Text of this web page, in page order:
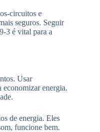
circuitos e
seguros. Seguir
3 é vital para a
Usar
economizar energia.
de energia. Eles
funcione bem.